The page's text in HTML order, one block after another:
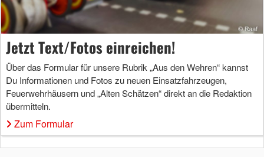
Jetzt Text/Fotos einreichen!
Über das Formular für unsere Rubrik „Aus den Wehren“ kannst
Du Informationen und Fotos zu neuen Einsatzfahrzeugen,
Feuerwehrhäusern und „Alten Schätzen“ direkt an die Redaktion
übermitteln.
Zum Formular